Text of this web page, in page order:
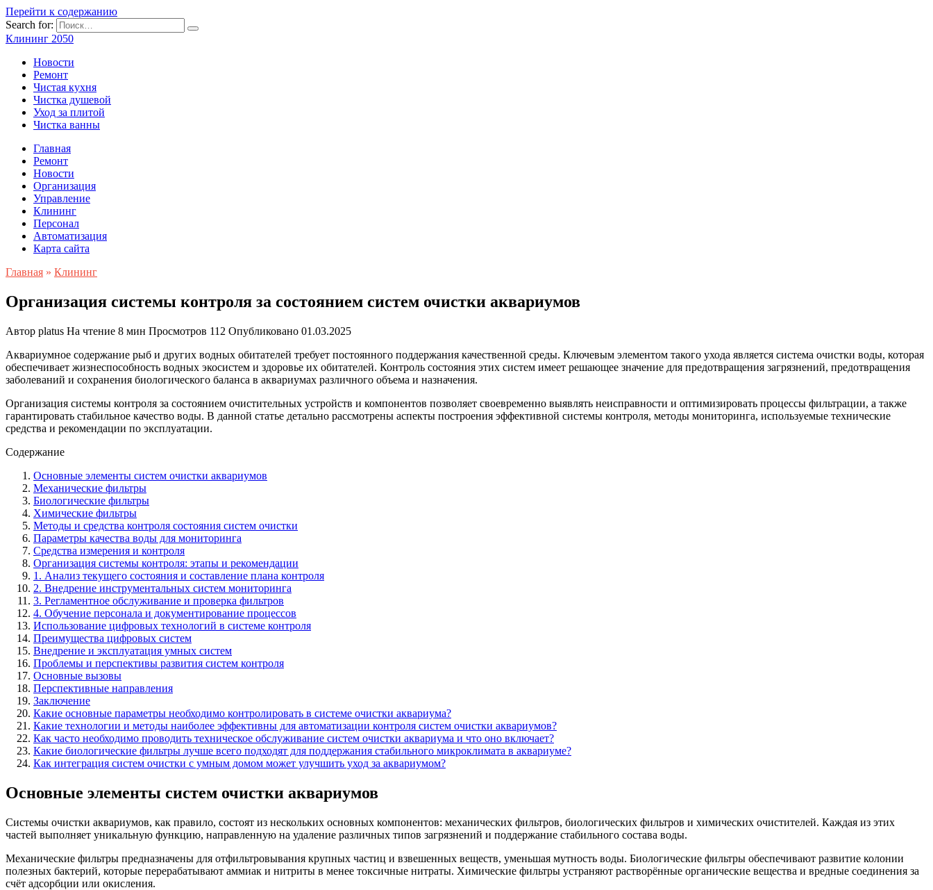
Перейти к содержанию
Search for:
Клининг 2050
Новости
Ремонт
Чистая кухня
Чистка душевой
Уход за плитой
Чистка ванны
Главная
Ремонт
Новости
Организация
Управление
Клининг
Персонал
Автоматизация
Карта сайта
Главная » Клининг
Организация системы контроля за состоянием систем очистки аквариумов
Автор platus На чтение 8 мин Просмотров 112 Опубликовано 01.03.2025
Аквариумное содержание рыб и других водных обитателей требует постоянного поддержания качественной среды. Ключевым элементом такого ухода является система очистки воды, которая
обеспечивает жизнеспособность водных экосистем и здоровье их обитателей. Контроль состояния этих систем имеет решающее значение для предотвращения загрязнений, предотвращения
заболеваний и сохранения биологического баланса в аквариумах различного объема и назначения.
Организация системы контроля за состоянием очистительных устройств и компонентов позволяет своевременно выявлять неисправности и оптимизировать процессы фильтрации, а также
гарантировать стабильное качество воды. В данной статье детально рассмотрены аспекты построения эффективной системы контроля, методы мониторинга, используемые технические
средства и рекомендации по эксплуатации.
Содержание
Основные элементы систем очистки аквариумов
Механические фильтры
Биологические фильтры
Химические фильтры
Методы и средства контроля состояния систем очистки
Параметры качества воды для мониторинга
Средства измерения и контроля
Организация системы контроля: этапы и рекомендации
1. Анализ текущего состояния и составление плана контроля
2. Внедрение инструментальных систем мониторинга
3. Регламентное обслуживание и проверка фильтров
4. Обучение персонала и документирование процессов
Использование цифровых технологий в системе контроля
Преимущества цифровых систем
Внедрение и эксплуатация умных систем
Проблемы и перспективы развития систем контроля
Основные вызовы
Перспективные направления
Заключение
Какие основные параметры необходимо контролировать в системе очистки аквариума?
Какие технологии и методы наиболее эффективны для автоматизации контроля систем очистки аквариумов?
Как часто необходимо проводить техническое обслуживание систем очистки аквариума и что оно включает?
Какие биологические фильтры лучше всего подходят для поддержания стабильного микроклимата в аквариуме?
Как интеграция систем очистки с умным домом может улучшить уход за аквариумом?
Основные элементы систем очистки аквариумов
Системы очистки аквариумов, как правило, состоят из нескольких основных компонентов: механических фильтров, биологических фильтров и химических очистителей. Каждая из этих
частей выполняет уникальную функцию, направленную на удаление различных типов загрязнений и поддержание стабильного состава воды.
Механические фильтры предназначены для отфильтровывания крупных частиц и взвешенных веществ, уменьшая мутность воды. Биологические фильтры обеспечивают развитие колонии
полезных бактерий, которые перерабатывают аммиак и нитриты в менее токсичные нитраты. Химические фильтры устраняют растворённые органические вещества и вредные соединения за
счёт адсорбции или окисления.